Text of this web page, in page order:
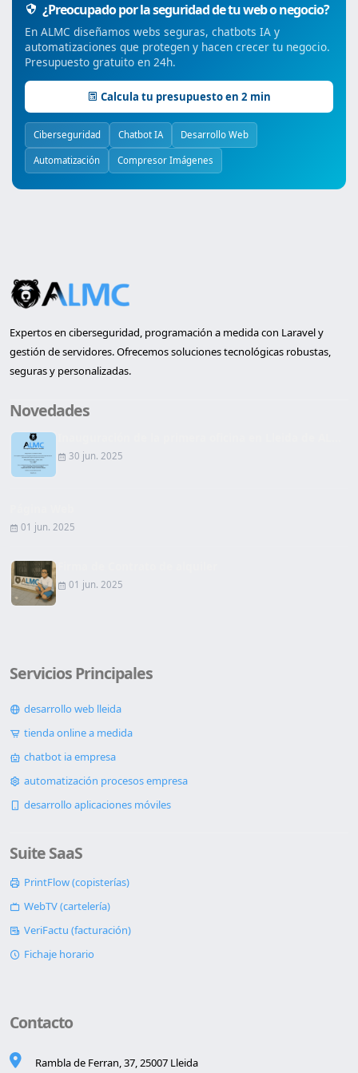
¿Preocupado por la seguridad de tu web o negocio?
En ALMC diseñamos webs seguras, chatbots IA y
automatizaciones que protegen y hacen crecer tu negocio.
Presupuesto gratuito en 24h.
Calcula tu presupuesto en 2 min
Ciberseguridad Chatbot IA Desarrollo Web
Automatización Compresor Imágenes
Expertos en ciberseguridad, programación a medida con Laravel y
gestión de servidores. Ofrecemos soluciones tecnológicas robustas,
seguras y personalizadas.
Novedades
30 jun. 2025
01 jun. 2025
01 jun. 2025
Servicios Principales
desarrollo web lleida
tienda online a medida
chatbot ia empresa
automatización procesos empresa
desarrollo aplicaciones móviles
Suite SaaS
PrintFlow (copisterías)
WebTV (cartelería)
VeriFactu (facturación)
Fichaje horario
Contacto
Rambla de Ferran, 37, 25007 Lleida